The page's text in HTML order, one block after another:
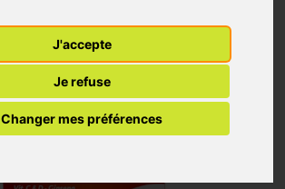
J'accepte
Je refuse
Changer mes préférences